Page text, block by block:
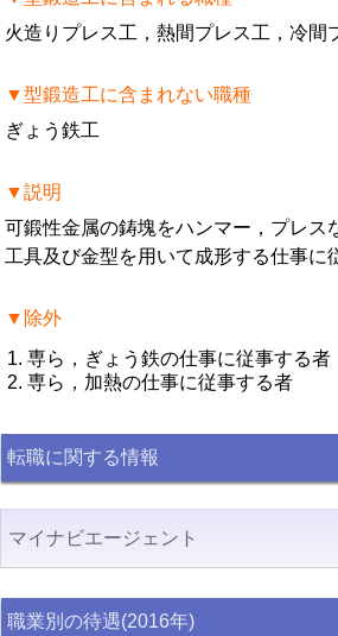
火造りプレス工，熱間プレス工，冷間
▼型鍛造工に含まれない職種
ぎょう鉄工
▼説明
可鍛性金属の鋳塊をハンマー，プレス
工具及び金型を用いて成形する仕事に
▼除外
専ら，ぎょう鉄の仕事に従事する者
専ら，加熱の仕事に従事する者
転職に関する情報
マイナビエージェント
職業別の待遇(2016年)